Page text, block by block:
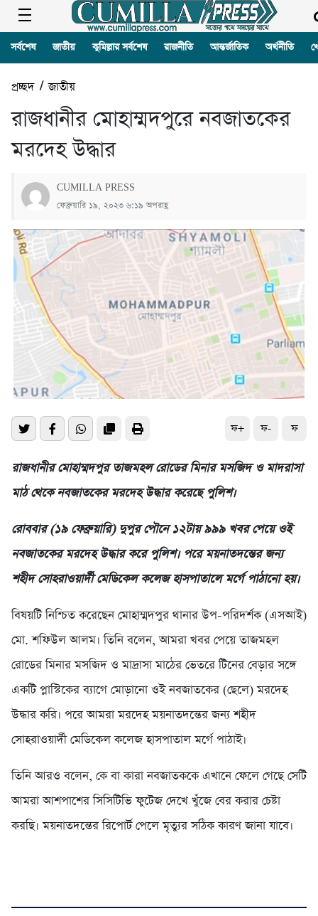
সর্বশেষ জাতীয় কুমিল্লার সর্বশেষ রাজনীতি আন্তর্জাতিক অর্থনীতি
প্রচ্ছদ/জাতীয়
রাজধানীর মোহাম্মদপুরে নবজাতকের
মরদেহ উদ্ধার
CUMILLA PRESS
ফেব্রুয়ারি ১৯, ২০২৩ ৬:১৯ অপরাহ্ণ
ফ+ ফ- ফ
রাজধানীর মোহাম্মদপুর তাজমহল রোডের মিনার মসজিদ ও মাদরাসা
মাঠ থেকে নবজাতকের মরদেহ উদ্ধার করেছে পুলিশ।
রোববার (১৯ ফেব্রুয়ারি) দুপুর পৌনে ১২টায় ৯৯৯ খবর পেয়ে ওই
নবজাতকের মরদেহ উদ্ধার করে পুলিশ। পরে ময়নাতদন্তের জন্য
শহীদ সোহরাওয়ার্দী মেডিকেল কলেজ হাসপাতালে মর্গে পাঠানো হয়।
বিষয়টি নিশ্চিত করেছেন মোহাম্মদপুর থানার উপ-পরিদর্শক (এসআই)
মো. শফিউল আলম। তিনি বলেন, আমরা খবর পেয়ে তাজমহল
রোডের মিনার মসজিদ ও মাদ্রাসা মাঠের ভেতরে টিনের বেড়ার সঙ্গে
একটি প্লাস্টিকের ব্যাগে মোড়ানো ওই নবজাতকের (ছেলে) মরদেহ
উদ্ধার করি। পরে আমরা মরদেহ ময়নাতদন্তের জন্য শহীদ
সোহরাওয়ার্দী মেডিকেল কলেজ হাসপাতাল মর্গে পাঠাই।
তিনি আরও বলেন, কে বা কারা নবজাতককে এখানে ফেলে গেছে সেটি
আমরা আশপাশের সিসিটিভি ফুটেজ দেখে খুঁজে বের করার চেষ্টা
করছি। ময়নাতদন্তের রিপোর্ট পেলে মৃত্যুর সঠিক কারণ জানা যাবে।